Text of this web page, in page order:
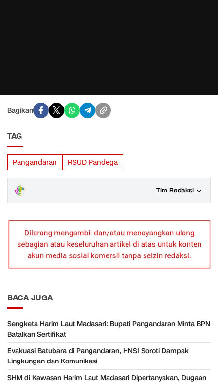
Bagikan
TAG
Pangandaran RSUD Pandega
Tim Redaksi
BACA JUGA
Sengketa Harim Laut Madasari: Bupati Pangandaran Minta BPN
Batalkan Sertifikat
Evakuasi Batubara di Pangandaran, HNSI Soroti Dampak
Lingkungan dan Komunikasi
SHM di Kawasan Harim Laut Madasari Dipertanyakan, Dugaan